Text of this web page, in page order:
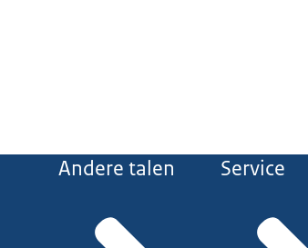
Andere talen Service